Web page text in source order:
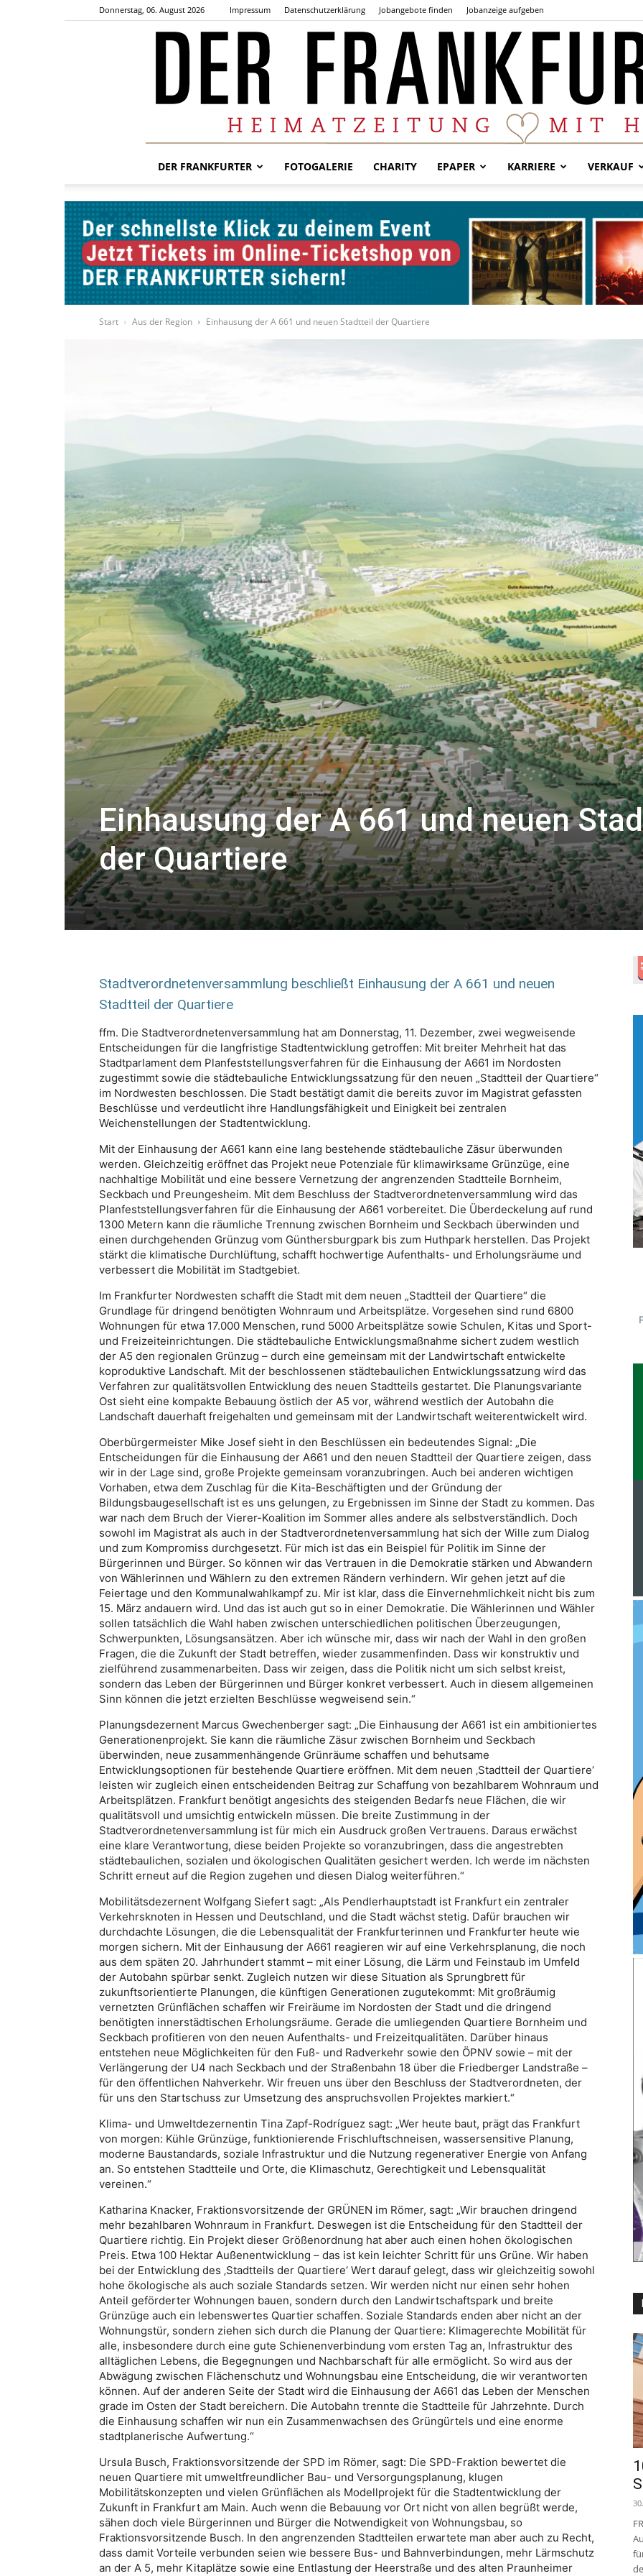
Donnerstag, 06. August 2026 Impressum Datenschutzerklärung Jobangebote finden Jobanzeige aufgeben
Frankfurter
DER FRANKFURTER FOTOGALERIE CHARITY EPAPER KARRIERE VERKAUF
Start Aus der Region Einhausung der A 661 und neuen Stadtteil der Quartiere
Einhausung der A 661 und neuen
der Quartiere
Stadtverordnetenversammlung beschließt Einhausung der A 661 und neuen
Stadtteil der Quartiere
ffm. Die Stadtverordnetenversammlung hat am Donnerstag, 11. Dezember, zwei wegweisende
Entscheidungen für die langfristige Stadtentwicklung getroffen: Mit breiter Mehrheit hat das
Stadtparlament dem Planfeststellungsverfahren für die Einhausung der A661 im Nordosten
zugestimmt sowie die städtebauliche Entwicklungssatzung für den neuen „Stadtteil der Quartiere“
im Nordwesten beschlossen. Die Stadt bestätigt damit die bereits zuvor im Magistrat gefassten
Beschlüsse und verdeutlicht ihre Handlungsfähigkeit und Einigkeit bei zentralen
Weichenstellungen der Stadtentwicklung.
Mit der Einhausung der A661 kann eine lang bestehende städtebauliche Zäsur überwunden
werden. Gleichzeitig eröffnet das Projekt neue Potenziale für klimawirksame Grünzüge, eine
nachhaltige Mobilität und eine bessere Vernetzung der angrenzenden Stadtteile Bornheim,
Seckbach und Preungesheim. Mit dem Beschluss der Stadtverordnetenversammlung wird das
Planfeststellungsverfahren für die Einhausung der A661 vorbereitet. Die Überdeckelung auf rund
1300 Metern kann die räumliche Trennung zwischen Bornheim und Seckbach überwinden und
einen durchgehenden Grünzug vom Günthersburgpark bis zum Huthpark herstellen. Das Projekt
stärkt die klimatische Durchlüftung, schafft hochwertige Aufenthalts- und Erholungsräume und
verbessert die Mobilität im Stadtgebiet.
Im Frankfurter Nordwesten schafft die Stadt mit dem neuen „Stadtteil der Quartiere“ die
Grundlage für dringend benötigten Wohnraum und Arbeitsplätze. Vorgesehen sind rund 6800
Wohnungen für etwa 17.000 Menschen, rund 5000 Arbeitsplätze sowie Schulen, Kitas und Sport-
und Freizeiteinrichtungen. Die städtebauliche Entwicklungsmaßnahme sichert zudem westlich
der A5 den regionalen Grünzug – durch eine gemeinsam mit der Landwirtschaft entwickelte
koproduktive Landschaft. Mit der beschlossenen städtebaulichen Entwicklungssatzung wird das
Verfahren zur qualitätsvollen Entwicklung des neuen Stadtteils gestartet. Die Planungsvariante
Ost sieht eine kompakte Bebauung östlich der A5 vor, während westlich der Autobahn die
Landschaft dauerhaft freigehalten und gemeinsam mit der Landwirtschaft weiterentwickelt wird.
Oberbürgermeister Mike Josef sieht in den Beschlüssen ein bedeutendes Signal: „Die
Entscheidungen für die Einhausung der A661 und den neuen Stadtteil der Quartiere zeigen, dass
wir in der Lage sind, große Projekte gemeinsam voranzubringen. Auch bei anderen wichtigen
Vorhaben, etwa dem Zuschlag für die Kita-Beschäftigten und der Gründung der
Bildungsbaugesellschaft ist es uns gelungen, zu Ergebnissen im Sinne der Stadt zu kommen. Das
war nach dem Bruch der Vierer-Koalition im Sommer alles andere als selbstverständlich. Doch
sowohl im Magistrat als auch in der Stadtverordnetenversammlung hat sich der Wille zum Dialog
und zum Kompromiss durchgesetzt. Für mich ist das ein Beispiel für Politik im Sinne der
Bürgerinnen und Bürger. So können wir das Vertrauen in die Demokratie stärken und Abwandern
von Wählerinnen und Wählern zu den extremen Rändern verhindern. Wir gehen jetzt auf die
Feiertage und den Kommunalwahlkampf zu. Mir ist klar, dass die Einvernehmlichkeit nicht bis zum
15. März andauern wird. Und das ist auch gut so in einer Demokratie. Die Wählerinnen und Wähler
sollen tatsächlich die Wahl haben zwischen unterschiedlichen politischen Überzeugungen,
Schwerpunkten, Lösungsansätzen. Aber ich wünsche mir, dass wir nach der Wahl in den großen
Fragen, die die Zukunft der Stadt betreffen, wieder zusammenfinden. Dass wir konstruktiv und
zielführend zusammenarbeiten. Dass wir zeigen, dass die Politik nicht um sich selbst kreist,
sondern das Leben der Bürgerinnen und Bürger konkret verbessert. Auch in diesem allgemeinen
Sinn können die jetzt erzielten Beschlüsse wegweisend sein.“
Planungsdezernent Marcus Gwechenberger sagt: „Die Einhausung der A661 ist ein ambitioniertes
Generationenprojekt. Sie kann die räumliche Zäsur zwischen Bornheim und Seckbach
überwinden, neue zusammenhängende Grünräume schaffen und behutsame
Entwicklungsoptionen für bestehende Quartiere eröffnen. Mit dem neuen ‚Stadtteil der Quartiere‘
leisten wir zugleich einen entscheidenden Beitrag zur Schaffung von bezahlbarem Wohnraum und
Arbeitsplätzen. Frankfurt benötigt angesichts des steigenden Bedarfs neue Flächen, die wir
qualitätsvoll und umsichtig entwickeln müssen. Die breite Zustimmung in der
Stadtverordnetenversammlung ist für mich ein Ausdruck großen Vertrauens. Daraus erwächst
eine klare Verantwortung, diese beiden Projekte so voranzubringen, dass die angestrebten
städtebaulichen, sozialen und ökologischen Qualitäten gesichert werden. Ich werde im nächsten
Schritt erneut auf die Region zugehen und diesen Dialog weiterführen.“
Mobilitätsdezernent Wolfgang Siefert sagt: „Als Pendlerhauptstadt ist Frankfurt ein zentraler
Verkehrsknoten in Hessen und Deutschland, und die Stadt wächst stetig. Dafür brauchen wir
durchdachte Lösungen, die die Lebensqualität der Frankfurterinnen und Frankfurter heute wie
morgen sichern. Mit der Einhausung der A661 reagieren wir auf eine Verkehrsplanung, die noch
aus dem späten 20. Jahrhundert stammt – mit einer Lösung, die Lärm und Feinstaub im Umfeld
der Autobahn spürbar senkt. Zugleich nutzen wir diese Situation als Sprungbrett für
zukunftsorientierte Planungen, die künftigen Generationen zugutekommt: Mit großräumig
vernetzten Grünflächen schaffen wir Freiräume im Nordosten der Stadt und die dringend
benötigten innerstädtischen Erholungsräume. Gerade die umliegenden Quartiere Bornheim und
Seckbach profitieren von den neuen Aufenthalts- und Freizeitqualitäten. Darüber hinaus
entstehen neue Möglichkeiten für den Fuß- und Radverkehr sowie den ÖPNV sowie – mit der
Verlängerung der U4 nach Seckbach und der Straßenbahn 18 über die Friedberger Landstraße –
für den öffentlichen Nahverkehr. Wir freuen uns über den Beschluss der Stadtverordneten, der
für uns den Startschuss zur Umsetzung des anspruchsvollen Projektes markiert.“
Klima- und Umweltdezernentin Tina Zapf-Rodríguez sagt: „Wer heute baut, prägt das Frankfurt
von morgen: Kühle Grünzüge, funktionierende Frischluftschneisen, wassersensitive Planung,
moderne Baustandards, soziale Infrastruktur und die Nutzung regenerativer Energie von Anfang
an. So entstehen Stadtteile und Orte, die Klimaschutz, Gerechtigkeit und Lebensqualität
vereinen.“
Katharina Knacker, Fraktionsvorsitzende der GRÜNEN im Römer, sagt: „Wir brauchen dringend
mehr bezahlbaren Wohnraum in Frankfurt. Deswegen ist die Entscheidung für den Stadtteil der
Quartiere richtig. Ein Projekt dieser Größenordnung hat aber auch einen hohen ökologischen
Preis. Etwa 100 Hektar Außenentwicklung – das ist kein leichter Schritt für uns Grüne. Wir haben
bei der Entwicklung des ‚Stadtteils der Quartiere‘ Wert darauf gelegt, dass wir gleichzeitig sowohl
hohe ökologische als auch soziale Standards setzen. Wir werden nicht nur einen sehr hohen
Anteil geförderter Wohnungen bauen, sondern durch den Landwirtschaftspark und breite
Grünzüge auch ein lebenswertes Quartier schaffen. Soziale Standards enden aber nicht an der
Wohnungstür, sondern ziehen sich durch die Planung der Quartiere: Klimagerechte Mobilität für
alle, insbesondere durch eine gute Schienenverbindung vom ersten Tag an, Infrastruktur des
alltäglichen Lebens, die Begegnungen und Nachbarschaft für alle ermöglicht. So wird aus der
Abwägung zwischen Flächenschutz und Wohnungsbau eine Entscheidung, die wir verantworten
können. Auf der anderen Seite der Stadt wird die Einhausung der A661 das Leben der Menschen
grade im Osten der Stadt bereichern. Die Autobahn trennte die Stadtteile für Jahrzehnte. Durch
die Einhausung schaffen wir nun ein Zusammenwachsen des Grüngürtels und eine enorme
stadtplanerische Aufwertung.“
Ursula Busch, Fraktionsvorsitzende der SPD im Römer, sagt: Die SPD-Fraktion bewertet die
neuen Quartiere mit umweltfreundlicher Bau- und Versorgungsplanung, klugen
Mobilitätskonzepten und vielen Grünflächen als Modellprojekt für die Stadtentwicklung der
Zukunft in Frankfurt am Main. Auch wenn die Bebauung vor Ort nicht von allen begrüßt werde,
sähen doch viele Bürgerinnen und Bürger die Notwendigkeit von Wohnungsbau, so
Fraktionsvorsitzende Busch. In den angrenzenden Stadtteilen erwartete man aber auch zu Recht,
dass damit Vorteile verbunden seien wie bessere Bus- und Bahnverbindungen, mehr Lärmschutz
an der A 5, mehr Kitaplätze sowie eine Entlastung der Heerstraße und des alten Praunheimer